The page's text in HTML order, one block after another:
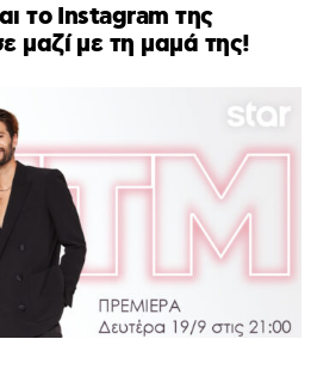
το Instagram της
μαζί με τη μαμά της!